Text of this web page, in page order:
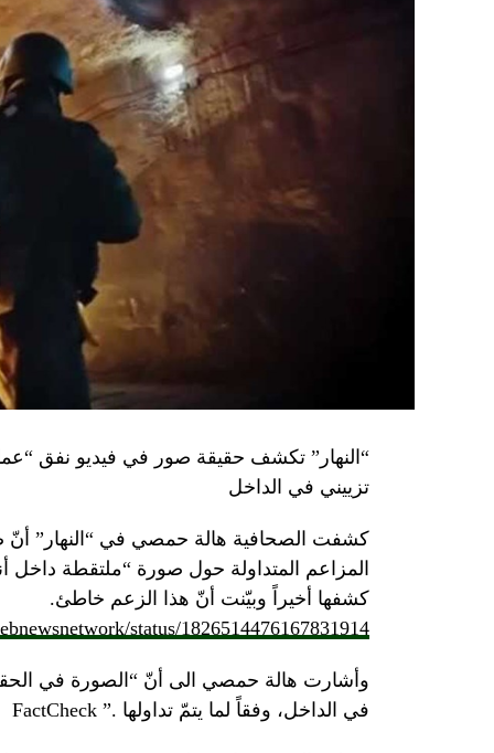
تزييني في الداخل
كشفت الصحافية هالة حمصي في “النهار”
كشفها أخيراً وبيّنت أنّ هذا الزعم خاطئ.
status/1826514476167831914
وأشارت هالة حمصي الى أنّ “الصورة في
في الداخل، وفقاً لما يتمّ تداولها .” FactCheck